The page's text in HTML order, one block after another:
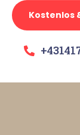
Kostenlos